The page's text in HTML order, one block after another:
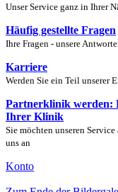
Unser Service ganz in Ihrer
Häufig gestellte Fragen
Ihre Fragen - unsere
Karriere
Werden Sie ein Teil unserer
Partnerklinik werden:
Ihrer Klinik
Sie möchten unseren
uns an
Konto